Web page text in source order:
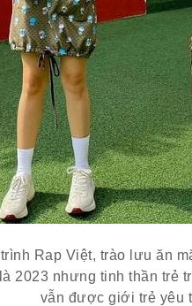
Rap Việt, trào lưu ăn
2023 nhưng tinh thần trẻ
vẫn được giới trẻ yêu